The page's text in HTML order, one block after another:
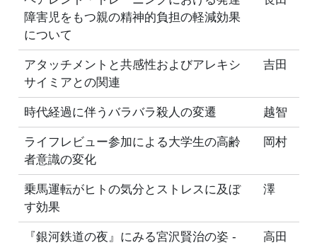
障害児をもつ親の精神的負担の軽減効果
について
アタッチメントと共感性およびアレキシ
サイミアとの関連
吉田
時代経過に伴うバラバラ殺人の変遷 越智
ライフレビュー参加による大学生の高齢
者意識の変化
岡村
乗馬運転がヒトの気分とストレスに及ぼ
す効果
澤
『銀河鉄道の夜』にみる宮沢賢治の姿 -
高田